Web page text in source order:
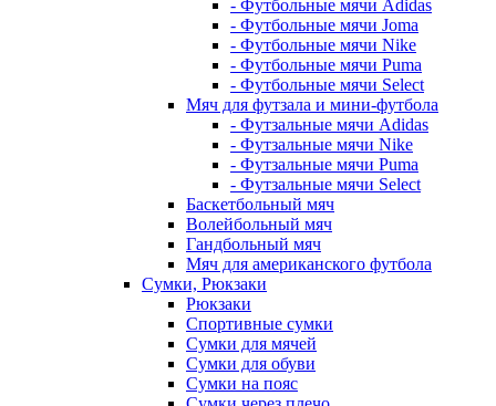
- Футбольные мячи Adidas
- Футбольные мячи Joma
- Футбольные мячи Nike
- Футбольные мячи Puma
- Футбольные мячи Select
Мяч для футзала и мини-футбола
- Футзальные мячи Adidas
- Футзальные мячи Nike
- Футзальные мячи Puma
- Футзальные мячи Select
Баскетбольный мяч
Волейбольный мяч
Гандбольный мяч
Мяч для американского футбола
Сумки, Рюкзаки
Рюкзаки
Спортивные сумки
Сумки для мячей
Сумки для обуви
Сумки на пояс